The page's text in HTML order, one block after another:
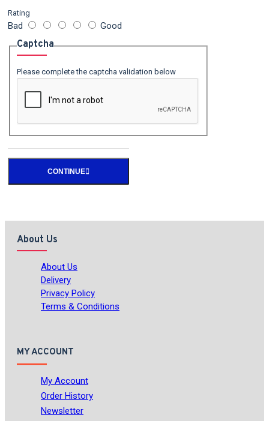
Rating
Bad Good
Captcha
Please complete the captcha validation below
CONTINUE
About Us
About Us
Delivery
Privacy Policy
Terms & Conditions
MY ACCOUNT
My Account
Order History
Newsletter